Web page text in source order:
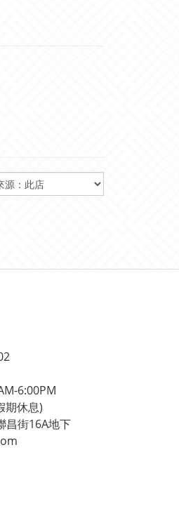
6:00PM
休息)
昌街16A地下